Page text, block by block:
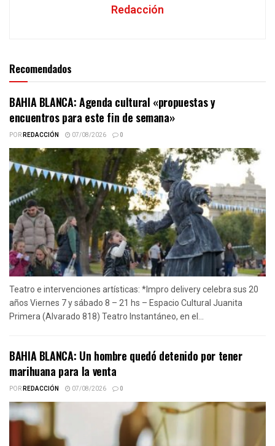
Redacción
Recomendados
BAHIA BLANCA: Agenda cultural «propuestas y
encuentros para este fin de semana»
PORREDACCIÓN 07/08/2026 0
Teatro e intervenciones artísticas: *Impro delivery celebra sus 20
años Viernes 7 y sábado 8 – 21 hs – Espacio Cultural Juanita
Primera (Alvarado 818) Teatro Instantáneo, en el...
BAHIA BLANCA: Un hombre quedó detenido por tener
marihuana para la venta
PORREDACCIÓN 07/08/2026 0